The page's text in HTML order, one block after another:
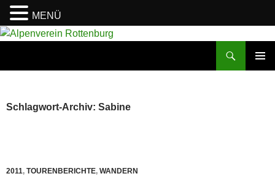
Zum
Schlagwort-Archiv: Sabine
2011, TOURENBERICHTE, WANDERN
MENÜ